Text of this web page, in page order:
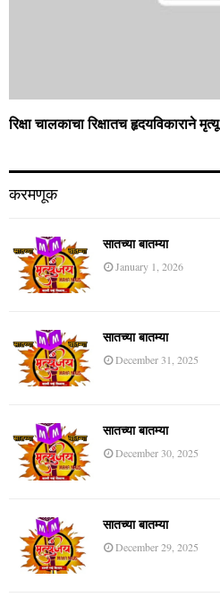
रिक्षा चालकाचा रिक्षातच हृदयविकाराने मृत्यू
करमणूक
सातच्या बातम्या
January 1, 2026
सातच्या बातम्या
December 31, 2025
सातच्या बातम्या
December 30, 2025
सातच्या बातम्या
December 29, 2025